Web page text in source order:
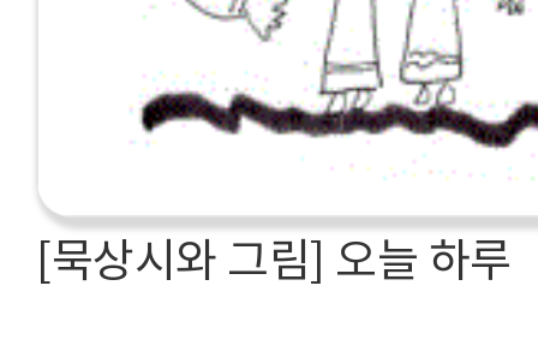
[묵상시와 그림] 오늘 하루